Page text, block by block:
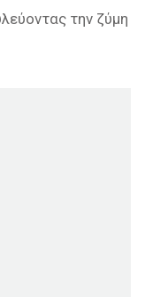
την ζύμη